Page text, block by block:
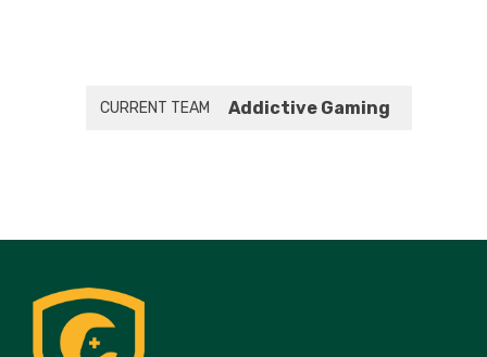
CURRENT TEAM Addictive Gaming